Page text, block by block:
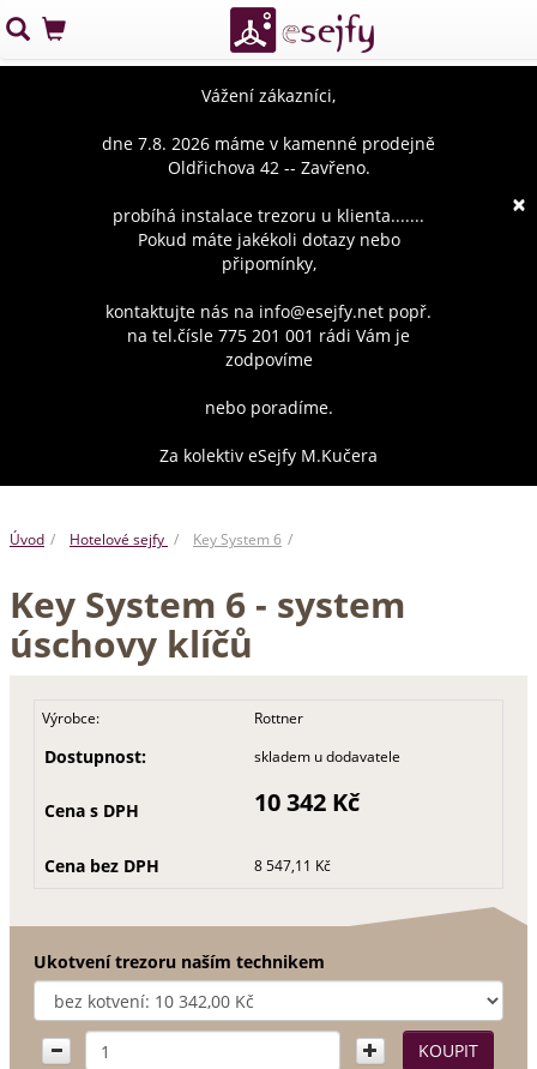
×
Vážení zákazníci,
dne 7.8. 2026 máme v kamenné prodejně
Oldřichova 42 -- Zavřeno.
probíhá instalace trezoru u klienta.......
Pokud máte jakékoli dotazy nebo
připomínky,
kontaktujte nás na info@esejfy.net popř.
na tel.čísle 775 201 001 rádi Vám je
zodpovíme
nebo poradíme.
Za kolektiv eSejfy M.Kučera
Úvod Hotelové sejfy Key System 6
Key System 6 - system
úschovy klíčů
Výrobce: Rottner
Dostupnost: skladem u dodavatele
Cena s DPH 10 342 Kč
Cena bez DPH 8 547,11 Kč
Ukotvení trezoru naším technikem